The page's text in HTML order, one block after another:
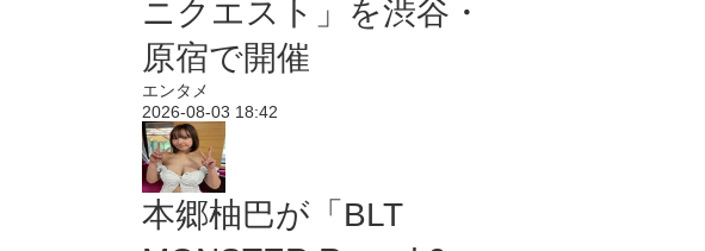
ニクエスト」を渋谷・
原宿で開催
エンタメ
2026-08-03 18:42
本郷柚巴が「BLT